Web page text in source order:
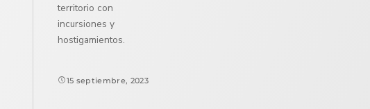
territorio con
incursiones y
hostigamientos.
15 septiembre, 2023